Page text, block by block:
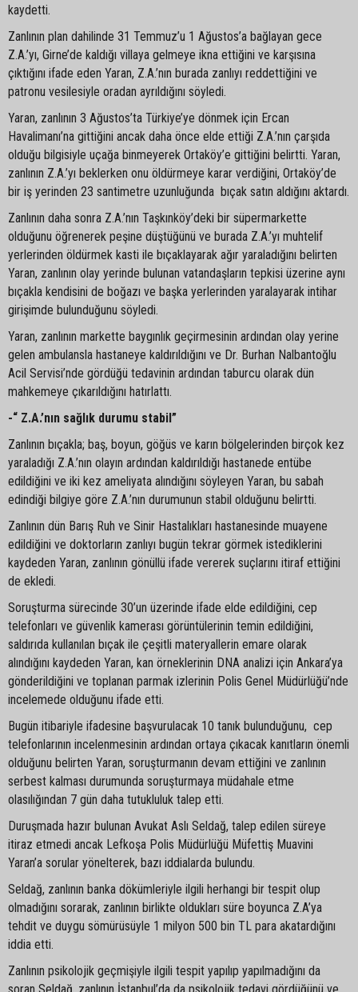
kaydetti.
Zanlının plan dahilinde 31 Temmuz’u 1 Ağustos’a bağlayan gece
Z.A.’yı, Girne’de kaldığı villaya gelmeye ikna ettiğini ve karşısına
çıktığını ifade eden Yaran, Z.A.’nın burada zanlıyı reddettiğini ve
patronu vesilesiyle oradan ayrıldığını söyledi.
Yaran, zanlının 3 Ağustos’ta Türkiye’ye dönmek için Ercan
Havalimanı’na gittiğini ancak daha önce elde ettiği Z.A.’nın çarşıda
olduğu bilgisiyle uçağa binmeyerek Ortaköy’e gittiğini belirtti. Yaran,
zanlının Z.A.’yı beklerken onu öldürmeye karar verdiğini, Ortaköy’de
bir iş yerinden 23 santimetre uzunluğunda bıçak satın aldığını aktardı.
Zanlının daha sonra Z.A.’nın Taşkınköy’deki bir süpermarkette
olduğunu öğrenerek peşine düştüğünü ve burada Z.A.’yı muhtelif
yerlerinden öldürmek kasti ile bıçaklayarak ağır yaraladığını belirten
Yaran, zanlının olay yerinde bulunan vatandaşların tepkisi üzerine aynı
bıçakla kendisini de boğazı ve başka yerlerinden yaralayarak intihar
girişimde bulunduğunu söyledi.
Yaran, zanlının markette baygınlık geçirmesinin ardından olay yerine
gelen ambulansla hastaneye kaldırıldığını ve Dr. Burhan Nalbantoğlu
Acil Servisi’nde gördüğü tedavinin ardından taburcu olarak dün
mahkemeye çıkarıldığını hatırlattı.
-“ Z.A.’nın sağlık durumu stabil”
Zanlının bıçakla; baş, boyun, göğüs ve karın bölgelerinden birçok kez
yaraladığı Z.A.’nın olayın ardından kaldırıldığı hastanede entübe
edildiğini ve iki kez ameliyata alındığını söyleyen Yaran, bu sabah
edindiği bilgiye göre Z.A.’nın durumunun stabil olduğunu belirtti.
Zanlının dün Barış Ruh ve Sinir Hastalıkları hastanesinde muayene
edildiğini ve doktorların zanlıyı bugün tekrar görmek istediklerini
kaydeden Yaran, zanlının gönüllü ifade vererek suçlarını itiraf ettiğini
de ekledi.
Soruşturma sürecinde 30’un üzerinde ifade elde edildiğini, cep
telefonları ve güvenlik kamerası görüntülerinin temin edildiğini,
saldırıda kullanılan bıçak ile çeşitli materyallerin emare olarak
alındığını kaydeden Yaran, kan örneklerinin DNA analizi için Ankara’ya
gönderildiğini ve toplanan parmak izlerinin Polis Genel Müdürlüğü’nde
incelemede olduğunu ifade etti.
Bugün itibariyle ifadesine başvurulacak 10 tanık bulunduğunu, cep
telefonlarının incelenmesinin ardından ortaya çıkacak kanıtların önemli
olduğunu belirten Yaran, soruşturmanın devam ettiğini ve zanlının
serbest kalması durumunda soruşturmaya müdahale etme
olasılığından 7 gün daha tutukluluk talep etti.
Duruşmada hazır bulunan Avukat Aslı Seldağ, talep edilen süreye
itiraz etmedi ancak Lefkoşa Polis Müdürlüğü Müfettiş Muavini
Yaran’a sorular yönelterek, bazı iddialarda bulundu.
Seldağ, zanlının banka dökümleriyle ilgili herhangi bir tespit olup
olmadığını sorarak, zanlının birlikte oldukları süre boyunca Z.A’ya
tehdit ve duygu sömürüsüyle 1 milyon 500 bin TL para akatardığını
iddia etti.
Zanlının psikolojik geçmişiyle ilgili tespit yapılıp yapılmadığını da